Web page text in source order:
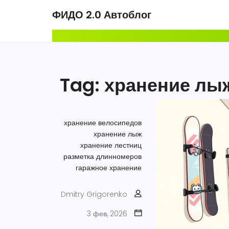
ФИДО 2.0 Автоблог
Tag: хранение
хранение велосипедов
хранение лыж
хранение лестниц
разметка длинномеров
гаражное хранение
Dmitry Grigorenko
3 фев, 2026